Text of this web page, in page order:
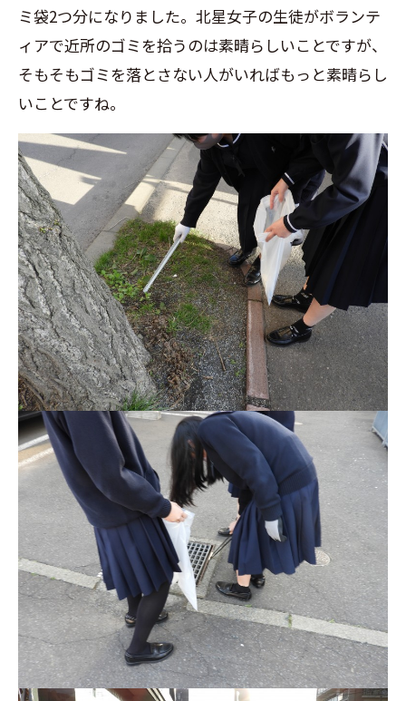
ミ袋2つ分になりました。北星女子の生徒がボランテ
ィアで近所のゴミを拾うのは素晴らしいことですが、
そもそもゴミを落とさない人がいればもっと素晴らし
いことですね。